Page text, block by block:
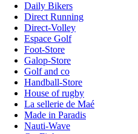
Daily Bikers
Direct Running
Direct-Volley
Espace Golf
Foot-Store
Galop-Store
Golf and co
Handball-Store
House of rugby
La sellerie de Maé
Made in Paradis
Nauti-Wave